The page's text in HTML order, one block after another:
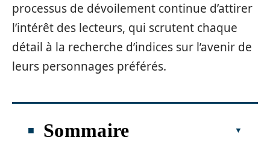
processus de dévoilement continue d’attirer
l’intérêt des lecteurs, qui scrutent chaque
détail à la recherche d’indices sur l’avenir de
leurs personnages préférés.
Sommaire